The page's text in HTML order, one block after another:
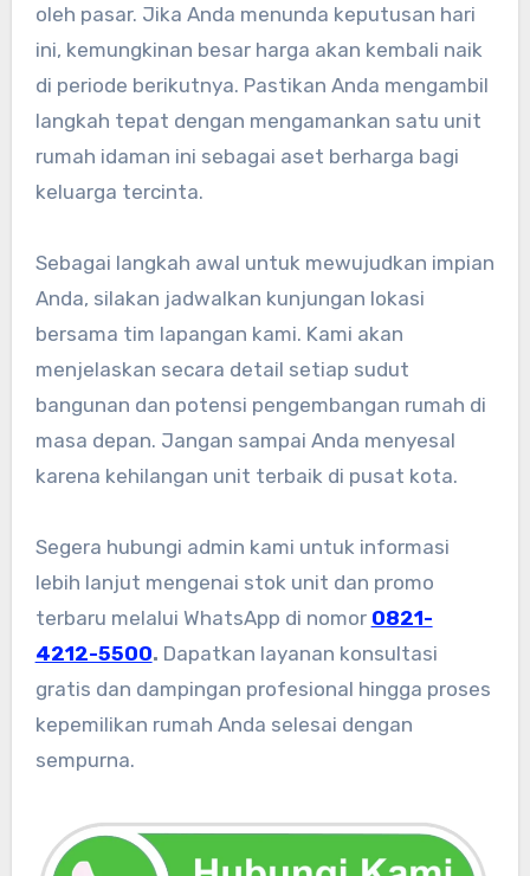
oleh pasar. Jika Anda menunda keputusan hari
ini, kemungkinan besar harga akan kembali naik
di periode berikutnya. Pastikan Anda mengambil
langkah tepat dengan mengamankan satu unit
rumah idaman ini sebagai aset berharga bagi
keluarga tercinta.
Sebagai langkah awal untuk mewujudkan impian
Anda, silakan jadwalkan kunjungan lokasi
bersama tim lapangan kami. Kami akan
menjelaskan secara detail setiap sudut
bangunan dan potensi pengembangan rumah di
masa depan. Jangan sampai Anda menyesal
karena kehilangan unit terbaik di pusat kota.
Segera hubungi admin kami untuk informasi
lebih lanjut mengenai stok unit dan promo
terbaru melalui WhatsApp di nomor 0821-
4212-5500. Dapatkan layanan konsultasi
gratis dan dampingan profesional hingga proses
kepemilikan rumah Anda selesai dengan
sempurna.